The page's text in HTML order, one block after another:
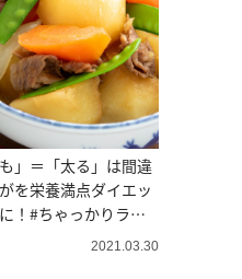
も」＝「太る」は間違
を栄養満点ダイエッ
！#ちゃっかりラク
2021.03.30